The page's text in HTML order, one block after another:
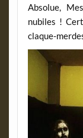
Absolue,
nubiles !
claque-